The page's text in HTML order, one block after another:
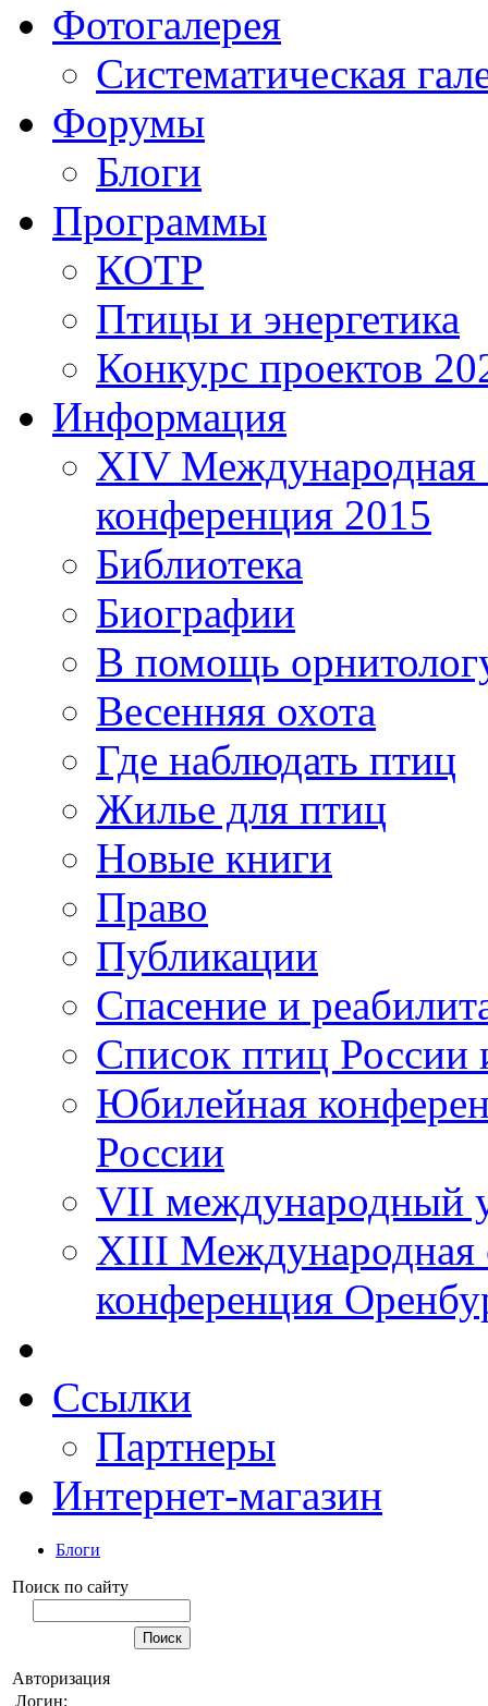
Фотогалерея
Систематическая
Форумы
Блоги
Программы
КОТР
Птицы и энергетика
Конкурс проектов
Информация
XIV Международная
конференция 2015
Библиотека
Биографии
В помощь
Весенняя охота
Где наблюдать птиц
Жилье для птиц
Новые книги
Право
Публикации
Спасение и
Список птиц России
Юбилейная
России
VII международный
XIII Международная
конференция
Ссылки
Партнеры
Интернет-магазин
Блоги
Поиск по сайту
Авторизация
Логин: